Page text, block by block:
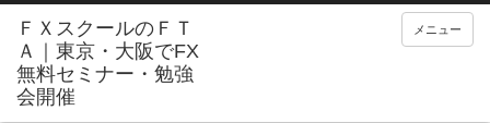
メニュー